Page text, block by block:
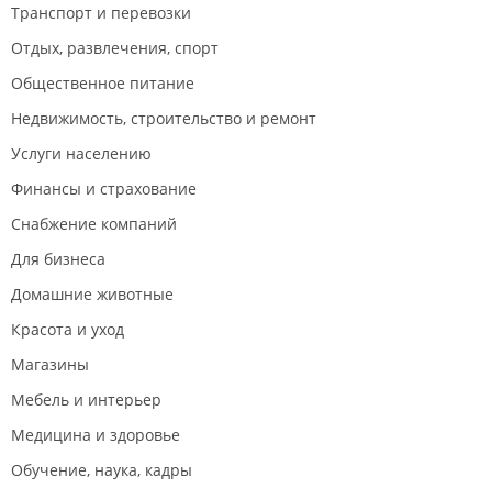
Транспорт и перевозки
Отдых, развлечения, спорт
Общественное питание
Недвижимость, строительство и ремонт
Услуги населению
Финансы и страхование
Снабжение компаний
Для бизнеса
Домашние животные
Красота и уход
Магазины
Мебель и интерьер
Медицина и здоровье
Обучение, наука, кадры